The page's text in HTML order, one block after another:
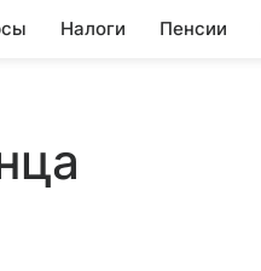
Налоги Пенсии